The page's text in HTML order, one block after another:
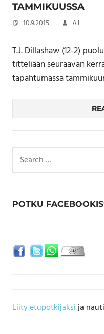
TAMMIKUUSSA
10.9.2015 AJ
T.J. Dillashaw (12-2)
titteliään seuraavan
tapahtumassa
for:
POTKU
Liity etupotkijaksija